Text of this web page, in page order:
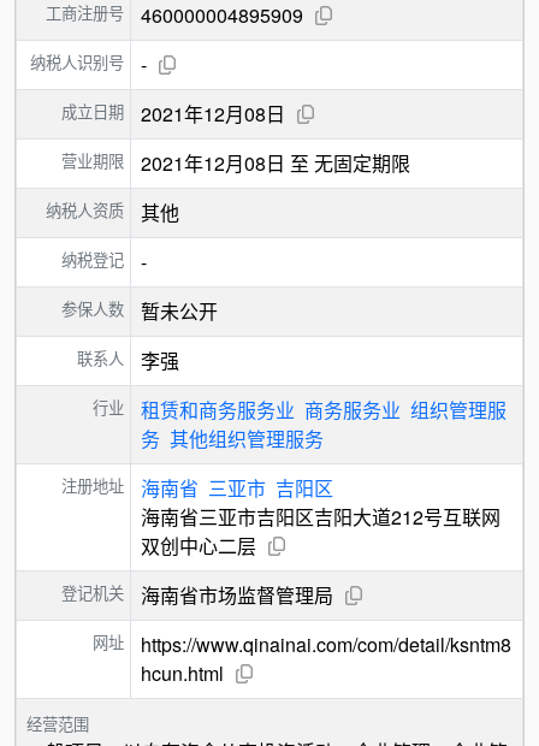
工商注册号 460000004895909
纳税人识别号 -
成立日期 2021年12月08日
营业期限 2021年12月08日 至 无固定期限
纳税人资质 其他
纳税登记 -
参保人数 暂未公开
联系人 李强
行业 租赁和商务服务业 商务服务业 组织管理服
务 其他组织管理服务
注册地址 海南省 三亚市 吉阳区
海南省三亚市吉阳区吉阳大道212号互联网
双创中心二层
登记机关 海南省市场监督管理局
网址
https://www.qinainai.com/com/detail/ksntm8
hcun.html
经营范围